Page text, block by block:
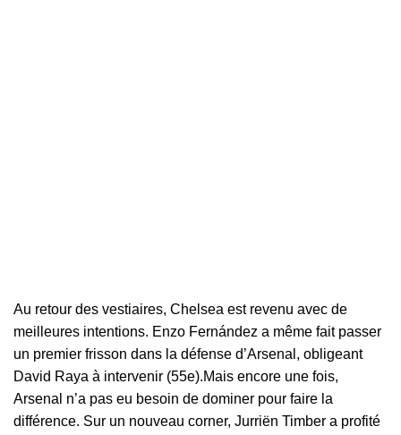
Au retour des vestiaires, Chelsea est revenu avec de
meilleures intentions. Enzo Fernández a même fait passer
un premier frisson dans la défense d’Arsenal, obligeant
David Raya à intervenir (55e).Mais encore une fois,
Arsenal n’a pas eu besoin de dominer pour faire la
différence. Sur un nouveau corner, Jurriën Timber a profité